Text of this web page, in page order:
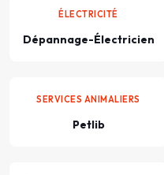
ÉLECTRICITÉ
Dépannage-Électricien
SERVICES ANIMALIERS
Petlib